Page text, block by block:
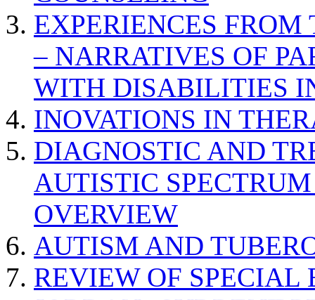
EXPERIENCES
– NARRATIVES OF
WITH DISABILITIES
INOVATIONS IN
DIAGNOSTIC AND
AUTISTIC
OVERVIEW
AUTISM AND
REVIEW OF SPECIAL